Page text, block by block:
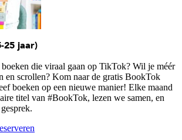
25 jaar)
die viraal gaan op TikTok? Wil je méér
en scrollen? Kom naar de gratis BookTok
boeken op een nieuwe manier! Elke maand
titel van #BookTok, lezen we samen, en